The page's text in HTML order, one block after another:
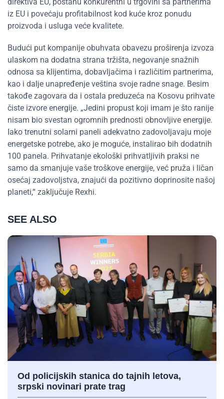
iz EU i povećaju profitabilnost kod kuće kroz ponudu
proizvoda i usluga veće kvalitete.
Budući put kompanije obuhvata obavezu proširenja izvoza
ulaskom na dodatna strana tržišta, negovanje snažnih
odnosa sa klijentima, dobavljačima i različitim partnerima,
kao i dalje unapređenje veština svoje radne snage. Besim
takođe zagovara da i ostala preduzeća na Kosovu prihvate
čiste izvore energije. „Jedini propust koji imam je što ranije
nisam bio svestan ogromnih prednosti obnovljive energije.
Iako trenutni solarni paneli adekvatno zadovoljavaju moje
energetske potrebe, ako je moguće, instalirao bih dodatnih
100 panela. Prihvatanje ekološki prihvatljivih praksi ne
samo da smanjuje vaše troškove energije, već pruža i ličan
osećaj zadovoljstva, znajući da pozitivno doprinosite našoj
planeti,“ zaključuje Rexhi.
SEE ALSO
Od policijskih stanica do tajnih letova,
srpski novinari prate trag